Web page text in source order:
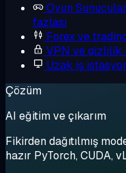
Oyun
fazlası
Forex ve
VPN ve gizlilik
Uzak iş
Çözüm
AI eğitim ve çıkarım
Fikirden dağıtılmış
hazır PyTorch, CUDA,